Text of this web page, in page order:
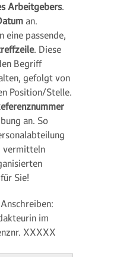
Arbeitgebers.
an.
eine passende,
. Diese
Begriff
gefolgt von
Position/Stelle.
an. So
vermitteln
Sie!
im
XXXXX